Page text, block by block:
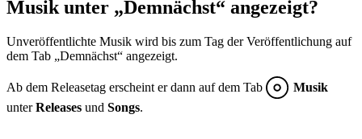
Musik unter „Demnächst“ angezeigt?
Unveröffentlichte Musik wird bis zum Tag der Veröffentlichung auf
dem Tab „Demnächst“ angezeigt.
Ab dem Releasetag erscheint er dann auf dem Tab
Musik
unterReleases und Songs.